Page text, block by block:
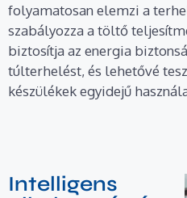
folyamatosan elemzi a
szabályozza a töltő
biztosítja az energia
túlterhelést, és lehetővé
készülékek egyidejű
Intelligens